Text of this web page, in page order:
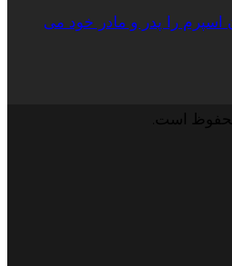
اسپرم را پدر و مادر خود می
است.